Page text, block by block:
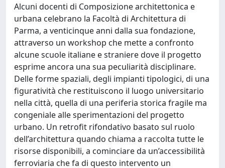
Alcuni docenti di Composizione architettonica e
urbana celebrano la Facoltà di Architettura di
Parma, a venticinque anni dalla sua fondazione,
attraverso un workshop che mette a confronto
alcune scuole italiane e straniere dove il progetto
esprime ancora una sua peculiarità disciplinare.
Delle forme spaziali, degli impianti tipologici, di una
figuratività che restituiscono il luogo universitario
nella città, quella di una periferia storica fragile ma
congeniale alle sperimentazioni del progetto
urbano. Un retrofit rifondativo basato sul ruolo
dell’architettura quando chiama a raccolta tutte le
risorse disponibili, a cominciare da un’accessibilità
ferroviaria che fa di questo intervento un